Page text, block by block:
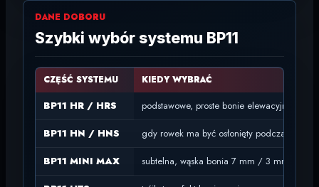
DANE DOBORU
Szybki wybór systemu BP11
CZĘŚĆ SYSTEMU KIEDY WYBRAĆ
BP11 HR / HRS podstawowe, proste bonie elewacyjne
BP11 HN / HNS gdy rowek ma być osłonięty podczas
BP11 MINI MAX subtelna, wąska bonia 7 mm / 3 mm